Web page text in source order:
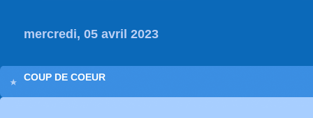
mercredi, 05 avril 2023
COUP DE COEUR